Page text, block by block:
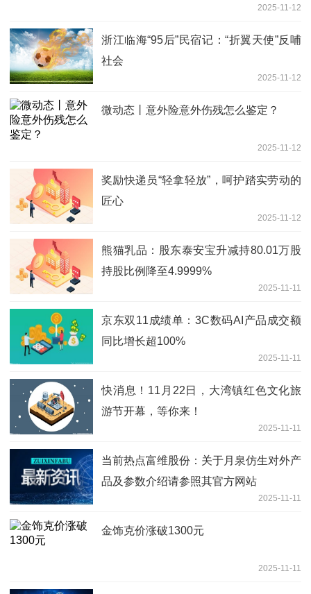
2025-11-12
浙江临海“95后”民宿记：“折翼天使”反哺
社会
2025-11-12
微动态丨意外险意外伤残怎么鉴定？
2025-11-12
奖励快递员“轻拿轻放”，呵护踏实劳动的
匠心
2025-11-12
熊猫乳品：股东泰安宝升减持80.01万股
持股比例降至4.9999%
2025-11-11
京东双11成绩单：3C数码AI产品成交额
同比增长超100%
2025-11-11
快消息！11月22日，大湾镇红色文化旅
游节开幕，等你来！
2025-11-11
当前热点富维股份：关于月泉仿生对外产
品及参数介绍请参照其官方网站
2025-11-11
金饰克价涨破1300元
2025-11-11